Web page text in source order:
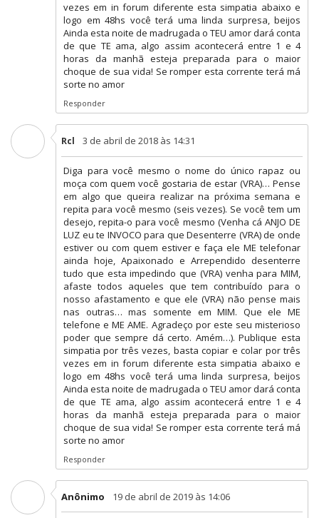
vezes em in forum diferente esta simpatia abaixo e
logo em 48hs você terá uma linda surpresa, beijos
Ainda esta noite de madrugada o TEU amor dará conta
de que TE ama, algo assim acontecerá entre 1 e 4
horas da manhã esteja preparada para o maior
choque de sua vida! Se romper esta corrente terá má
sorte no amor
Responder
Rcl 3 de abril de 2018 às 14:31
Diga para você mesmo o nome do único rapaz ou
moça com quem você gostaria de estar (VRA)… Pense
em algo que queira realizar na próxima semana e
repita para você mesmo (seis vezes). Se você tem um
desejo, repita-o para você mesmo (Venha cá ANJO DE
LUZ eu te INVOCO para que Desenterre (VRA) de onde
estiver ou com quem estiver e faça ele ME telefonar
ainda hoje, Apaixonado e Arrependido desenterre
tudo que esta impedindo que (VRA) venha para MIM,
afaste todos aqueles que tem contribuído para o
nosso afastamento e que ele (VRA) não pense mais
nas outras… mas somente em MIM. Que ele ME
telefone e ME AME. Agradeço por este seu misterioso
poder que sempre dá certo. Amém…). Publique esta
simpatia por três vezes, basta copiar e colar por três
vezes em in forum diferente esta simpatia abaixo e
logo em 48hs você terá uma linda surpresa, beijos
Ainda esta noite de madrugada o TEU amor dará conta
de que TE ama, algo assim acontecerá entre 1 e 4
horas da manhã esteja preparada para o maior
choque de sua vida! Se romper esta corrente terá má
sorte no amor
Responder
Anônimo 19 de abril de 2019 às 14:06